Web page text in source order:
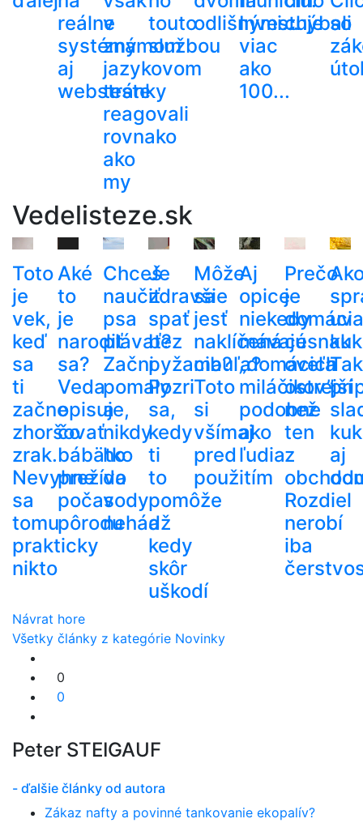
reálne
systémy
aj
webstránky
v
známom
jazykovom
teste
reagovali
rovnako
ako
my
touto
službou
odlišnými...
Investuje
viac
ako
100...
chýbali
so
Vedelisteze.sk
Toto
je
vek,
keď
sa
ti
začne
zhoršovať
zrak.
Nevyhne
sa
tomu
prakticky
nikto
Aké
to
je
narodiť
sa?
Veda
opisuje,
čo
bábätko
prežíva
počas
pôrodu
Chceš
naučiť
psa
plávať?
Začni
pomaly
a
nikdy
ho
do
vody
nehádž
Je
zdravšie
spať
bez
pyžama?
Pozri
sa,
kedy
ti
to
pomôže
a
kedy
skôr
uškodí
Môže
sa
jesť
naklíčená
cibuľa?
Toto
si
všímaj
pred
použitím
Aj
opice
niekedy
mávajú
„domácich
miláčikov”
podobne
ako
ľudia
Prečo
je
domáci
cesnak
oveľa
ostrejší
než
ten
z
Rozdiel
nerobí
iba
aj
Návrat hore
Všetky články z kategórie Novinky
0
0
Peter STEIGAUF
- ďalšie články od autora
Zákaz nafty a povinné tankovanie ekopalív?